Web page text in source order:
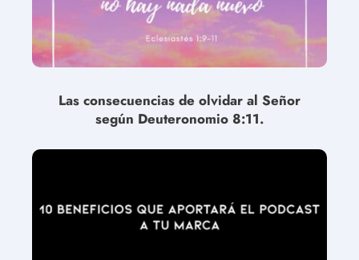
Las consecuencias de olvidar al Señor
según Deuteronomio 8:11.